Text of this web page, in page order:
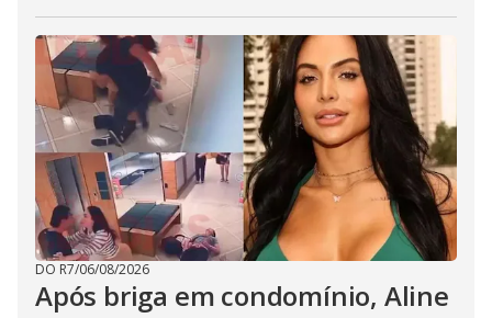
DO R7/06/08/2026
Após briga em condomínio, Aline